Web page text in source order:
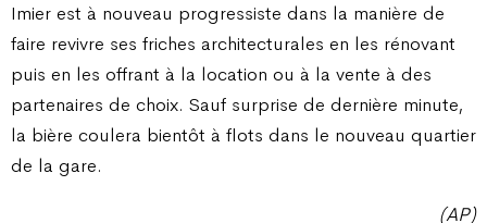
Imier est à nouveau progressiste dans la manière de
faire revivre ses friches architecturales en les rénovant
puis en les offrant à la location ou à la vente à des
partenaires de choix. Sauf surprise de dernière minute,
la bière coulera bientôt à flots dans le nouveau quartier
de la gare.
(AP)